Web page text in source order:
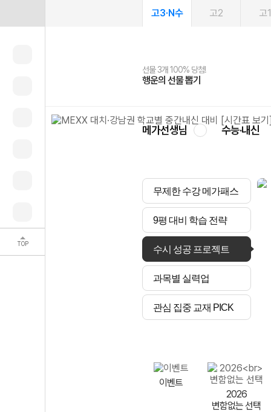
TOP
고3·N수 고2 고1
선물 3개 100% 당첨!
행운의 선물 뽑기
선물 100% 증정!
메가스터디 X 올리브
여름방학 스터디 캐시백
메가런 썸머스쿨
2027 러셀 단과
강사 공개선발
스마트러닝앱
설문 EVENT
메가패스
3일 무료 체험권
메가패스 수강생 무료혜택!
메가클럽 멤버십
사회공헌 캠페인
희망이룸 메가나눔
메가선생님 수능·내신
무제한 수강 메가패스
9평 대비 학습 전략
수시 성공 프로젝트
과목별 실력업
관심 집중 교재 PICK
이벤트
2026
변함없는 선택